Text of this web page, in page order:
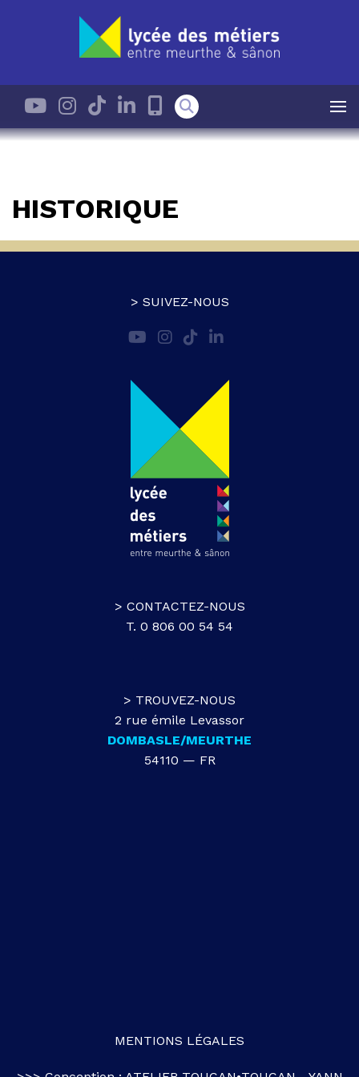
HISTORIQUE
> SUIVEZ-NOUS
> CONTACTEZ-NOUS
T. 0 806 00 54 54
> TROUVEZ-NOUS
2 rue émile Levassor
DOMBASLE/MEURTHE
54110 — FR
MENTIONS LÉGALES